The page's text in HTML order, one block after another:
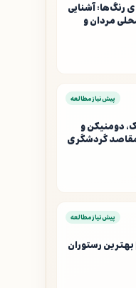
رنگ‌ها: آشنایی
مردان و
پیش‌نیاز مطالعه
دومنیکن و
مقاصد گردشگری
پیش‌نیاز مطالعه
رستوران